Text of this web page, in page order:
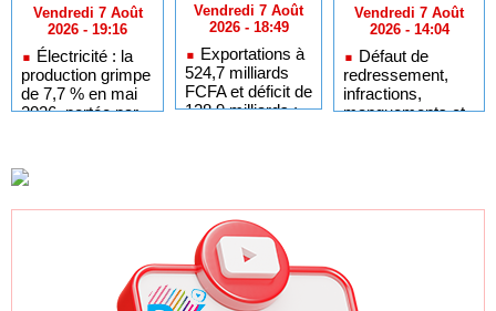
Vendredi 7 Août
2026 - 19:16
Électricité : la
production grimpe
de 7,7 % en mai
2026, portée par
Vendredi 7 Août
2026 - 18:49
Exportations à
524,7 milliards
FCFA et déficit de
128,9 milliards :
Vendredi 7 Août
2026 - 14:04
Défaut de
redressement,
infractions,
manquements et
établissements